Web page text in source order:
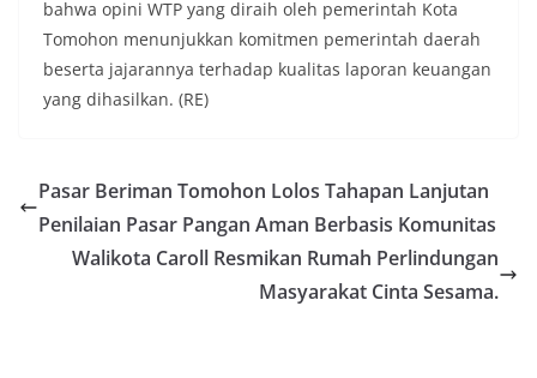
bahwa opini WTP yang diraih oleh pemerintah Kota
Tomohon menunjukkan komitmen pemerintah daerah
beserta jajarannya terhadap kualitas laporan keuangan
yang dihasilkan. (RE)
Pasar Beriman Tomohon Lolos Tahapan Lanjutan
Penilaian Pasar Pangan Aman Berbasis Komunitas
Walikota Caroll Resmikan Rumah Perlindungan
Masyarakat Cinta Sesama.